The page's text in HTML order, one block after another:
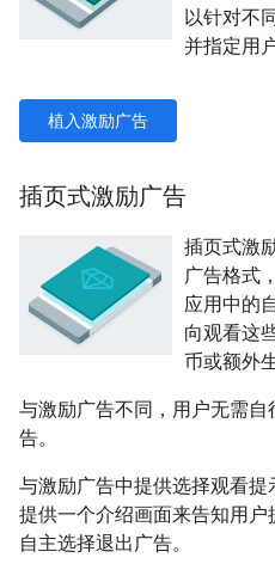
以针对不
并指定用
植入激励广告
插页式激励广告
插页式激
广告格式
应用中的
向观看这
币或额外
与激励广告不同，用户无需
告。
与激励广告中提供选择观看
提供一个介绍画面来告知用
自主选择退出广告。